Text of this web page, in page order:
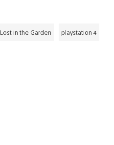
Lost in the Garden playstation 4